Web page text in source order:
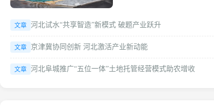
文章 河北试水“共享智造”新模式 破题产业跃升
文章 京津冀协同创新 河北激活产业新动能
文章 河北阜城推广“五位一体”土地托管经营模式助农增收